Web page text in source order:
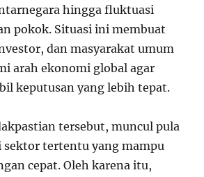
hingga fluktuasi
pokok. Situasi ini membuat
dan masyarakat umum
arah ekonomi global agar
keputusan yang lebih tepat.
tersebut, muncul pula
sektor tertentu yang mampu
cepat. Oleh karena itu,